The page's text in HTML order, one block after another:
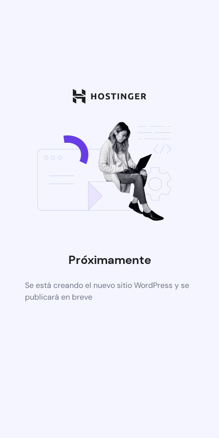
Próximamente
Se está creando el nuevo sitio WordPress y se
publicará en breve